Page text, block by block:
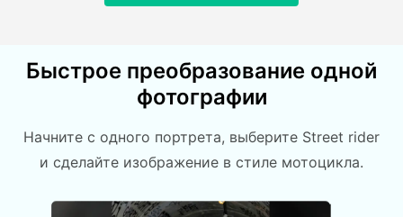
Быстрое преобразование одной
фотографии
Начните с одного портрета, выберите Street rider
и сделайте изображение в стиле мотоцикла.